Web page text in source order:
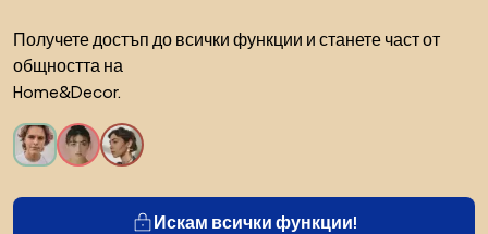
Получете достъп до всички функции и станете част от
общността на
Home&Decor.
Искам всички функции!